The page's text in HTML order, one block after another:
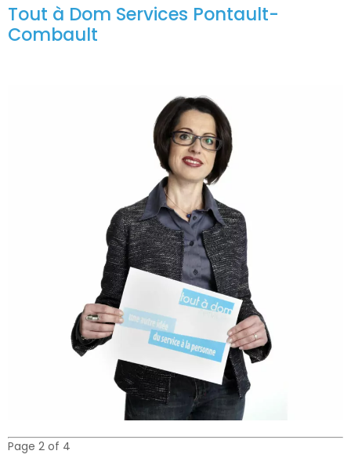
Tout à Dom Services Pontault-
Combault
Page 2 of 4